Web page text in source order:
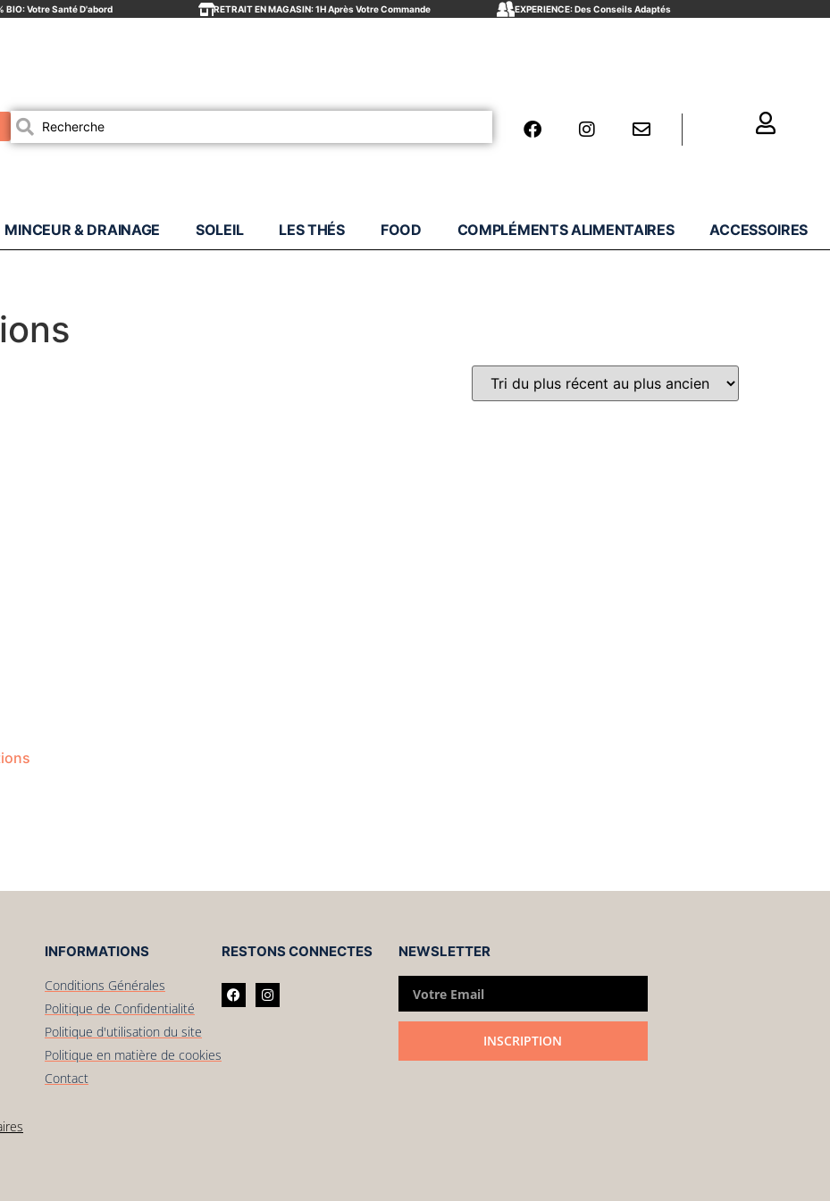
BIO: Votre Santé D'abord RETRAIT EN MAGASIN: 1H Après Votre Commande EXPERIENCE: Des Conseils Adaptés
MINCEUR & DRAINAGE SOLEIL LES THÉS FOOD COMPLÉMENTS ALIMENTAIRES ACCESSOIRES
INFORMATIONS
Conditions Générales
Politique de Confidentialité
Politique d'utilisation du site
Politique en matière de cookies
Contact
RESTONS CONNECTES NEWSLETTER
INSCRIPTION